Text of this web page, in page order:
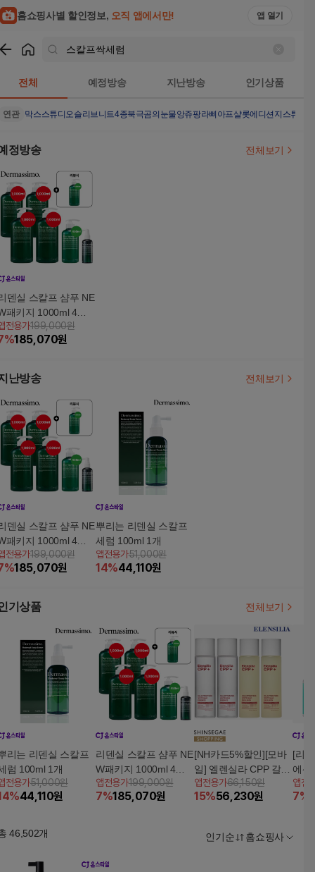
홈쇼핑사별 할인정보, 오직 앱에서만! 앱 열기
전체 예정방송 지난방송 인기상품
연관 막스스튜디오슬리브니트4종북극곰의눈물앙쥬팡라삐아프샬롯에디션 지스튜디
정방송 전체보기
덴실 스칼프 샴푸 NE
패키지 1000ml 4병 +
1병+뿌리는세럼
1병(리뷰시 스칼
전용가199,000원
%185,070원
난방송 전체보기
덴실 스칼프 샴푸 NE
패키지 1000ml 4병 +
1병+뿌리는세럼
1병(리뷰시 스칼
전용가199,000원
%185,070원
뿌리는 리덴실 스칼프
세럼 100ml 1개
앱전용가51,000원
14%44,110원
기상품 전체보기
리는 리덴실 스칼프
럼 100ml 1개
전용가51,000원
%44,110원
리덴실 스칼프 샴푸 NE
W패키지 1000ml 4병 +
450ml 1병+뿌리는세럼
100ml 1병(리뷰시 스칼
앱전용가199,000원
7%185,070원
[NH카드5%할인][모바
일] 엘렌실라 CPP 갈락
토미세스 화이트닝 에
센스 155ml 2개 + CPP
앱전용가66,150원
15%56,230원
[리
에센
앱전
7%
46,502개 인기순 홈쇼핑사